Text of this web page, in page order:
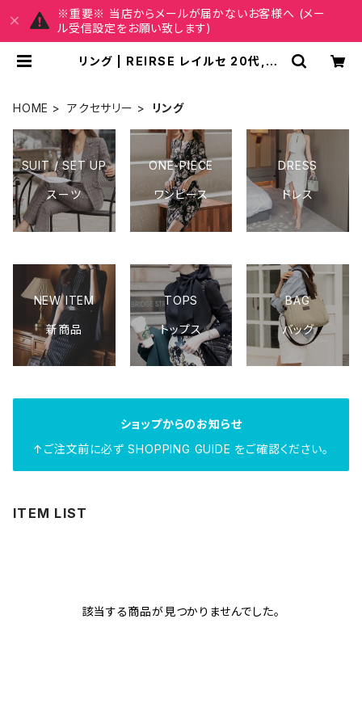
※重要※ 当店からメールが届かないお客様へ (メー
ル受信設定をお願い致します)
リング | REIRSE レイルセ 20代,30
HOME アクセサリー リング
SUIT / SET UP
スーツ
ONE-PIECE
ワンピース
DRESS
ドレス
NEW ITEM
新商品
TOPS
トップス
BAG
バッグ
ショップからのお知らせ
↑ご注文前に必ず SHOPPING GUIDE をご確認ください。
ITEM LIST
該当する商品が見つかりませんでした。